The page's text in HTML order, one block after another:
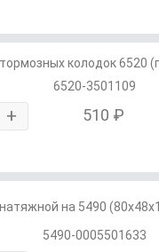
колодок 6520
6520-3501109
+ 510 ₽
на 5490
5490-0005501633